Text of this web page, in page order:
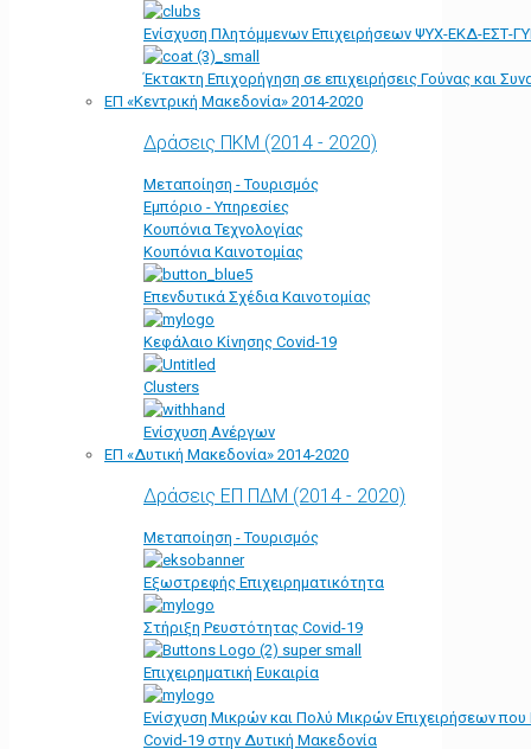
Ενίσχυση Πλητόμμενων Επιχειρήσεων ΨΥΧ-ΕΚΔ-ΕΣΤ-
Έκτακτη Επιχορήγηση σε επιχειρήσεις Γούνας και
ΕΠ «Kεντρική Μακεδονία» 2014-2020
Δράσεις ΠΚΜ (2014 - 2020)
Μεταποίηση - Τουρισμός
Εμπόριο - Υπηρεσίες
Κουπόνια Τεχνολογίας
Κουπόνια Καινοτομίας
Επενδυτικά Σχέδια Καινοτομίας
Κεφάλαιο Κίνησης Covid-19
Clusters
Ενίσχυση Ανέργων
ΕΠ «Δυτική Μακεδονία» 2014-2020
Δράσεις ΕΠ ΠΔΜ (2014 - 2020)
Μεταποίηση - Τουρισμός
Εξωστρεφής Επιχειρηματικότητα
Στήριξη Ρευστότητας Covid-19
Επιχειρηματική Ευκαιρία
Ενίσχυση Μικρών και Πολύ Μικρών Επιχειρήσεων
Covid-19 στην Δυτική Μακεδονία